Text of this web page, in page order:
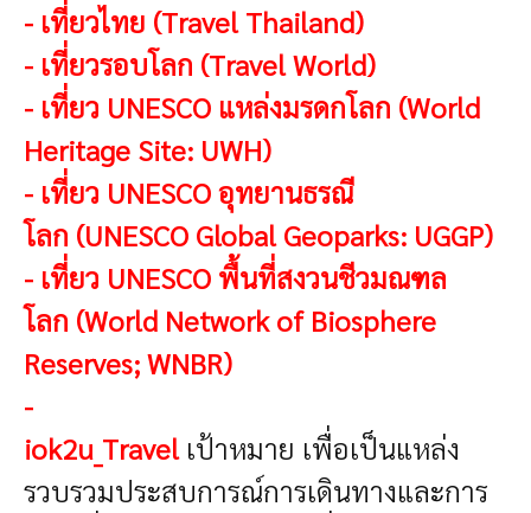
- เที่ยวไทย (Travel Thailand)
- เที่ยวรอบโลก (Travel World)
- เที่ยว UNESCO แหล่งมรดกโลก (World
Heritage Site: UWH)
- เที่ยว UNESCO อุทยานธรณี
โลก (UNESCO Global Geoparks: UGGP)
- เที่ยว UNESCO พื้นที่สงวนชีวมณฑล
โลก (World Network of Biosphere
Reserves; WNBR)
-
iok2u_Travel เป้าหมาย เพื่อเป็นแหล่ง
รวบรวมประสบการณ์การเดินทางและการ